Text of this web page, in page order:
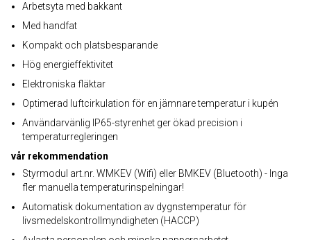
Arbetsyta med bakkant
Med handfat
Kompakt och platsbesparande
Hög energieffektivitet
Elektroniska fläktar
Optimerad luftcirkulation för en jämnare temperatur i kupén
Användarvänlig IP65-styrenhet ger ökad precision i
temperaturregleringen
vår rekommendation
Styrmodul art.nr. WMKEV (Wifi) eller BMKEV (Bluetooth) - Inga
fler manuella temperaturinspelningar!
Automatisk dokumentation av dygnstemperatur för
livsmedelskontrollmyndigheten (HACCP)